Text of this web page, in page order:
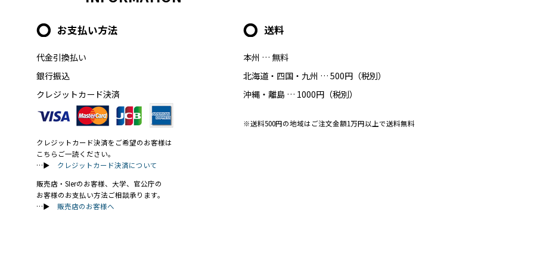
お支払い方法
代金引換払い
銀行振込
クレジットカード決済
クレジットカード決済をご希望のお客様は
こちらご一読ください。
…▶ クレジットカード決済について
販売店・SIerのお客様、大学、官公庁の
お客様のお支払い方法ご相談承ります。
…▶ 販売店のお客様へ
送料
本州 … 無料
北海道・四国・九州 … 500円（税別）
沖縄・離島 … 1000円（税別）
※送料500円の地域はご注文金額1万円以上で送料無料